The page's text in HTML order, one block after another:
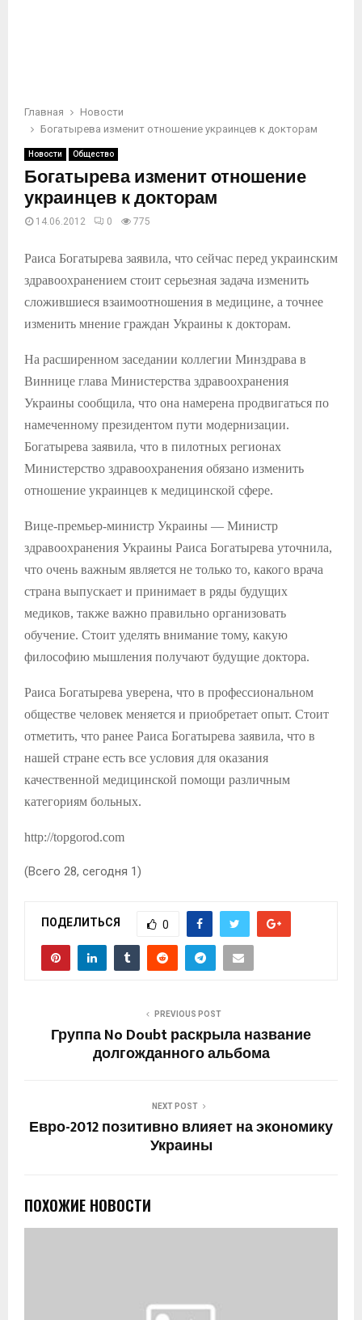
Главная
Новости
Богатырева изменит отношение украинцев к докторам
Новости Общество
Богатырева изменит отношение
украинцев к докторам
14.06.2012 0 775
Раиса Богатырева заявила, что сейчас перед украинским
здравоохранением стоит серьезная задача изменить
сложившиеся взаимоотношения в медицине, а точнее
изменить мнение граждан Украины к докторам.
На расширенном заседании коллегии Минздрава в
Виннице глава Министерства здравоохранения
Украины сообщила, что она намерена продвигаться по
намеченному президентом пути модернизации.
Богатырева заявила, что в пилотных регионах
Министерство здравоохранения обязано изменить
отношение украинцев к медицинской сфере.
Вице-премьер-министр Украины — Министр
здравоохранения Украины Раиса Богатырева уточнила,
что очень важным является не только то, какого врача
страна выпускает и принимает в ряды будущих
медиков, также важно правильно организовать
обучение. Стоит уделять внимание тому, какую
философию мышления получают будущие доктора.
Раиса Богатырева уверена, что в профессиональном
обществе человек меняется и приобретает опыт. Стоит
отметить, что ранее Раиса Богатырева заявила, что в
нашей стране есть все условия для оказания
качественной медицинской помощи различным
категориям больных.
http://topgorod.com
(Всего 28, сегодня 1)
ПОДЕЛИТЬСЯ 0
PREVIOUS POST
Группа No Doubt раскрыла название
долгожданного альбома
NEXT POST
Евро-2012 позитивно влияет на экономику
Украины
ПОХОЖИЕ НОВОСТИ